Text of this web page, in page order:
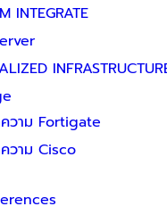
INTEGRATE
วาม Fortigate
วาม Cisco